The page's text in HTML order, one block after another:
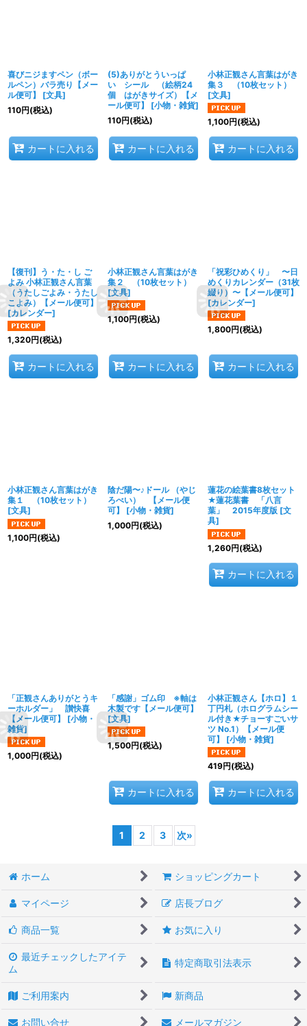
喜びニジますペン（ボー
ルペン）バラ売り【メー
ル便可】
[文具]
110円(税込)
カートに入れる
(5)ありがとういっぱ
い シール （絵柄24
個 はがきサイズ）【メ
ール便可】
[小物・雑貨]
110円(税込)
カートに入れる
小林正観さん言葉はがき
集３ （10枚セット）
[文具]
1,100円(税込)
カートに入れる
【復刊】う・た・し ご
よみ 小林正観さん言葉
（うたしごよみ・うたし
こよみ）【メール便可】
[カレンダー]
1,320円(税込)
カートに入れる
小林正観さん言葉はがき
集２ （10枚セット）
[文具]
1,100円(税込)
カートに入れる
「祝彩ひめくり」 〜日
めくりカレンダー（31枚
綴り）〜【メール便可】
[カレンダー]
1,800円(税込)
カートに入れる
小林正観さん言葉はがき
集１ （10枚セット）
[文具]
1,100円(税込)
陰だ陽〜♪ドール （やじ
ろべい） 【メール便
可】
[小物・雑貨]
1,000円(税込)
蓮花の絵葉書8枚セット
★蓮花葉書 「八言
葉」 2015年度版 [文
具]
1,260円(税込)
カートに入れる
「正観さんありがとうキ
ーホルダー」 讃快喜
【メール便可】
[小物・
雑貨]
1,000円(税込)
「感謝」ゴム印 ※軸は
木製です【メール便可】
[文具]
1,500円(税込)
カートに入れる
小林正観さん【ホロ】１
丁円札（ホログラムシー
ル付き★チョーすごいサ
ツ No.1）【メール便
可】
[小物・雑貨]
419円(税込)
カートに入れる
1 2 3 次»
ホーム ショッピングカート
マイページ 店長ブログ
商品一覧 お気に入り
最近チェックしたアイテ
ム
特定商取引法表示
ご利用案内 新商品
お問い合せ メールマガジン